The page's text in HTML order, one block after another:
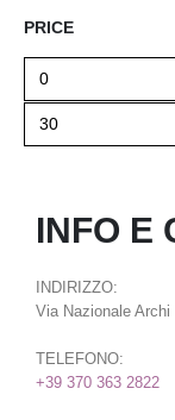
PRICE
INFO E
INDIRIZZO:
Via Nazionale
TELEFONO:
+39 370 363 2822